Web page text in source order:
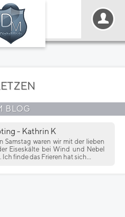
BLOG
- Kathrin K
Samstag waren wir mit der lieben
Eiseskälte bei Wind und Nebel
finde das Frieren hat sich...